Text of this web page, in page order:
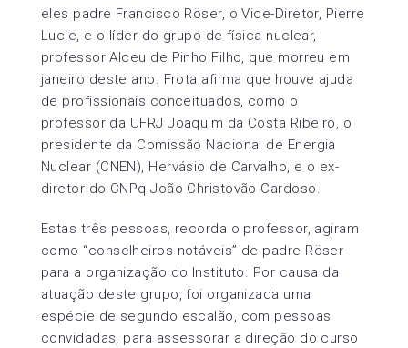
eles padre Francisco Röser, o Vice-Diretor, Pierre
Lucie, e o líder do grupo de física nuclear,
professor Alceu de Pinho Filho, que morreu em
janeiro deste ano. Frota afirma que houve ajuda
de profissionais conceituados, como o
professor da UFRJ Joaquim da Costa Ribeiro, o
presidente da Comissão Nacional de Energia
Nuclear (CNEN), Hervásio de Carvalho, e o ex-
diretor do CNPq João Christovão Cardoso.
Estas três pessoas, recorda o professor, agiram
como “conselheiros notáveis” de padre Röser
para a organização do Instituto. Por causa da
atuação deste grupo, foi organizada uma
espécie de segundo escalão, com pessoas
convidadas, para assessorar a direção do curso